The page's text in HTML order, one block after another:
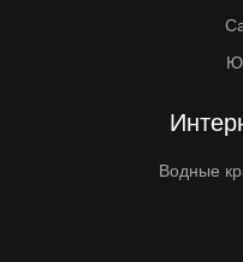
Водные